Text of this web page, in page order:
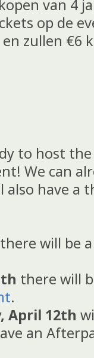
van 4
op de
zullen €6
to host
We can
also have a
there will be
there will
.
April 12th
an